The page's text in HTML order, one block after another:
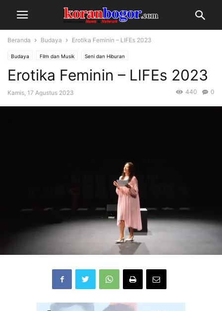
Beranda Budaya Erotika Feminin – LIFEs 2023
Budaya Film dan Musik Seni dan Hiburan
Erotika Feminin – LIFEs 2023
Kamis, 17 Agustus 2023 0
440